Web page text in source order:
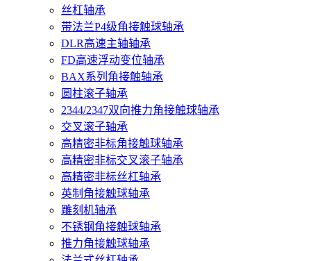
丝杠轴承
带法兰P4级角接触球轴承
DLR高速主轴轴承
FD高速浮动变位轴承
BAX系列角接触轴承
圆柱滚子轴承
2344/2347双向推力角接触球轴承
交叉滚子轴承
高精密非标角接触球轴承
高精密非标交叉滚子轴承
高精密非标丝杠轴承
英制角接触球轴承
雕刻机轴承
不锈钢角接触球轴承
推力角接触球轴承